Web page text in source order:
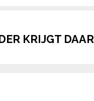
KRIJGT DAAR